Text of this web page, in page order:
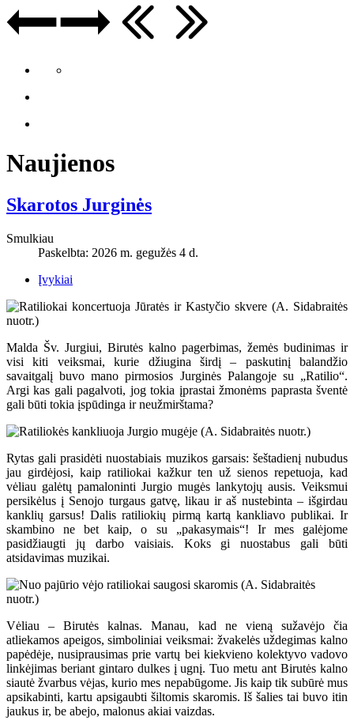
Naujienos
Skarotos Jurginės
Smulkiau
Paskelbta: 2026 m. gegužės 4 d.
Įvykiai
Malda Šv. Jurgiui, Birutės kalno pagerbimas, žemės budinimas ir
visi kiti veiksmai, kurie džiugina širdį – paskutinį balandžio
savaitgalį buvo mano pirmosios Jurginės Palangoje su „Ratilio“.
Argi kas gali pagalvoti, jog tokia įprastai žmonėms paprasta šventė
gali būti tokia įspūdinga ir neužmirštama?
Rytas gali prasidėti nuostabiais muzikos garsais: šeštadienį nubudus
jau girdėjosi, kaip ratiliokai kažkur ten už sienos repetuoja, kad
vėliau galėtų pamaloninti Jurgio mugės lankytojų ausis. Veiksmui
persikėlus į Senojo turgaus gatvę, likau ir aš nustebinta – išgirdau
kanklių garsus! Dalis ratiliokių pirmą kartą kankliavo publikai. Ir
skambino ne bet kaip, o su „pakasymais“! Ir mes galėjome
pasidžiaugti jų darbo vaisiais. Koks gi nuostabus gali būti
atsidavimas muzikai.
Vėliau – Birutės kalnas. Manau, kad ne vieną sužavėjo čia
atliekamos apeigos, simboliniai veiksmai: žvakelės uždegimas kalno
papėdėje, nusiprausimas prie vartų bei kiekvieno kolektyvo vadovo
linkėjimas beriant gintaro dulkes į ugnį. Tuo metu ant Birutės kalno
siautė žvarbus vėjas, kurio mes nepabūgome. Jis kaip tik subūrė mus
apsikabinti, kartu apsigaubti šiltomis skaromis. Iš šalies tai buvo itin
jaukus ir, be abejo, malonus akiai vaizdas.